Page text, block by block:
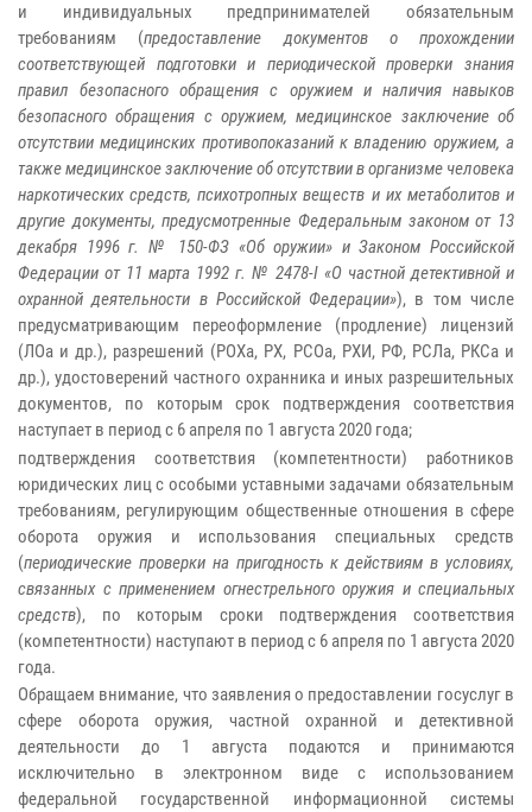
и индивидуальных предпринимателей обязательным
требованиям (предоставление документов о прохождении
соответствующей подготовки и периодической проверки знания
правил безопасного обращения с оружием и наличия навыков
безопасного обращения с оружием, медицинское заключение об
отсутствии медицинских противопоказаний к владению оружием, а
также медицинское заключение об отсутствии в организме человека
наркотических средств, психотропных веществ и их метаболитов и
другие документы, предусмотренные Федеральным законом от 13
декабря 1996 г. № 150-ФЗ «Об оружии» и Законом Российской
Федерации от 11 марта 1992 г. № 2478-I «О частной детективной и
охранной деятельности в Российской Федерации»), в том числе
предусматривающим переоформление (продление) лицензий
(ЛОа и др.), разрешений (РОХа, РХ, РСОа, РХИ, РФ, РСЛа, РКСа и
др.), удостоверений частного охранника и иных разрешительных
документов, по которым срок подтверждения соответствия
наступает в период с 6 апреля по 1 августа 2020 года;
подтверждения соответствия (компетентности) работников
юридических лиц с особыми уставными задачами обязательным
требованиям, регулирующим общественные отношения в сфере
оборота оружия и использования специальных средств
(периодические проверки на пригодность к действиям в условиях,
связанных с применением огнестрельного оружия и специальных
средств), по которым сроки подтверждения соответствия
(компетентности) наступают в период с 6 апреля по 1 августа 2020
года.
Обращаем внимание, что заявления о предоставлении госуслуг в
сфере оборота оружия, частной охранной и детективной
деятельности до 1 августа подаются и принимаются
исключительно в электронном виде с использованием
федеральной государственной информационной системы